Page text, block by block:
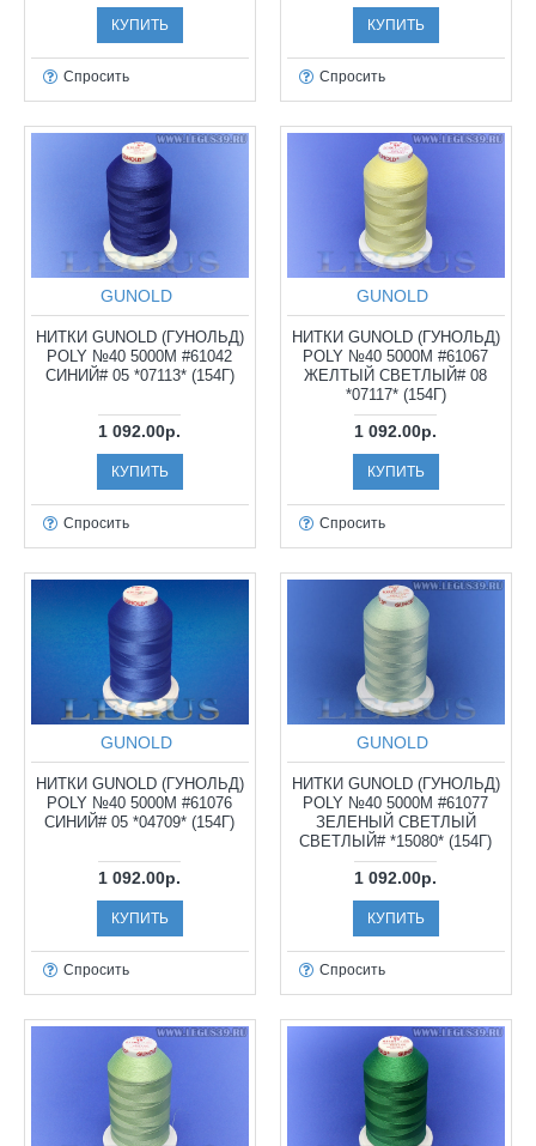
КУПИТЬ
Спросить
КУПИТЬ
Спросить
GUNOLD
НИТКИ GUNOLD (ГУНОЛЬД)
POLY №40 5000М #61042
СИНИЙ# 05 *07113* (154Г)
1 092.00р.
КУПИТЬ
Спросить
GUNOLD
НИТКИ GUNOLD (ГУНОЛЬД)
POLY №40 5000М #61067
ЖЕЛТЫЙ СВЕТЛЫЙ# 08
*07117* (154Г)
1 092.00р.
КУПИТЬ
Спросить
GUNOLD
НИТКИ GUNOLD (ГУНОЛЬД)
POLY №40 5000М #61076
СИНИЙ# 05 *04709* (154Г)
1 092.00р.
КУПИТЬ
Спросить
GUNOLD
НИТКИ GUNOLD (ГУНОЛЬД)
POLY №40 5000М #61077
ЗЕЛЕНЫЙ СВЕТЛЫЙ
СВЕТЛЫЙ# *15080* (154Г)
1 092.00р.
КУПИТЬ
Спросить